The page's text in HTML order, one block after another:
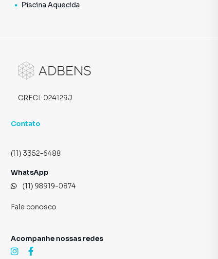
Piscina Aquecida
CRECI: 024129J
Contato
(11) 3352-6488
WhatsApp
(11) 98919-0874
Fale conosco
Acompanhe nossas redes